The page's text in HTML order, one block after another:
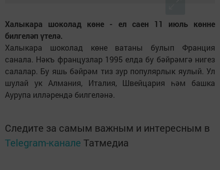
Халыкара шоколад көне - ел саен 11 июль көнне
билгеләп үтелә.
Халыкара шоколад көне ватаны булып Франция
санала. Нәкъ французлар 1995 елда бу бәйрәмгә нигез
салалар. Бу яшь бәйрәм тиз зур популярлык яулый. Ул
шулай ук Алмания, Италия, Швейцария һәм башка
Аурупа илләрендә билгеләнә.
Следите за самым важным и интересным в
Telegram-канале Татмедиа